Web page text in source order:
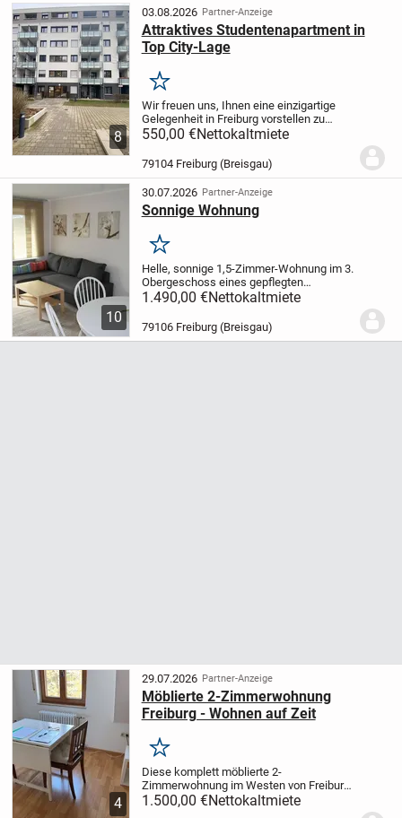
8
03.08.2026 Partner-Anzeige
Attraktives Studentenapartment in
Top City-Lage
Merken
Wir freuen uns, Ihnen eine einzigartige
Gelegenheit in Freiburg vorstellen zu
dürfen. Eine moderne, hochwertig
zentraler Ortslage in Freiburg. Die
Wohnung befindet...
550,00 €Nettokaltmiete
79104 Freiburg (Breisgau)
10
30.07.2026 Partner-Anzeige
Sonnige Wohnung
Merken
Helle, sonnige 1,5-Zimmer-Wohnung im 3.
Obergeschoss eines gepflegten
Mehrfamilienhauses – ideal für
mittelfristigen Anmietung. Der
Schlafbereich ist mit einem Doppelbett...
1.490,00 €Nettokaltmiete
79106 Freiburg (Breisgau)
4
29.07.2026 Partner-Anzeige
Möblierte 2-Zimmerwohnung
Freiburg - Wohnen auf Zeit
Merken
Diese komplett möblierte 2-
Zimmerwohnung im Westen von Freiburg
bietet eine komfortable Wohnlösung für
1.500,00 €Nettokaltmiete